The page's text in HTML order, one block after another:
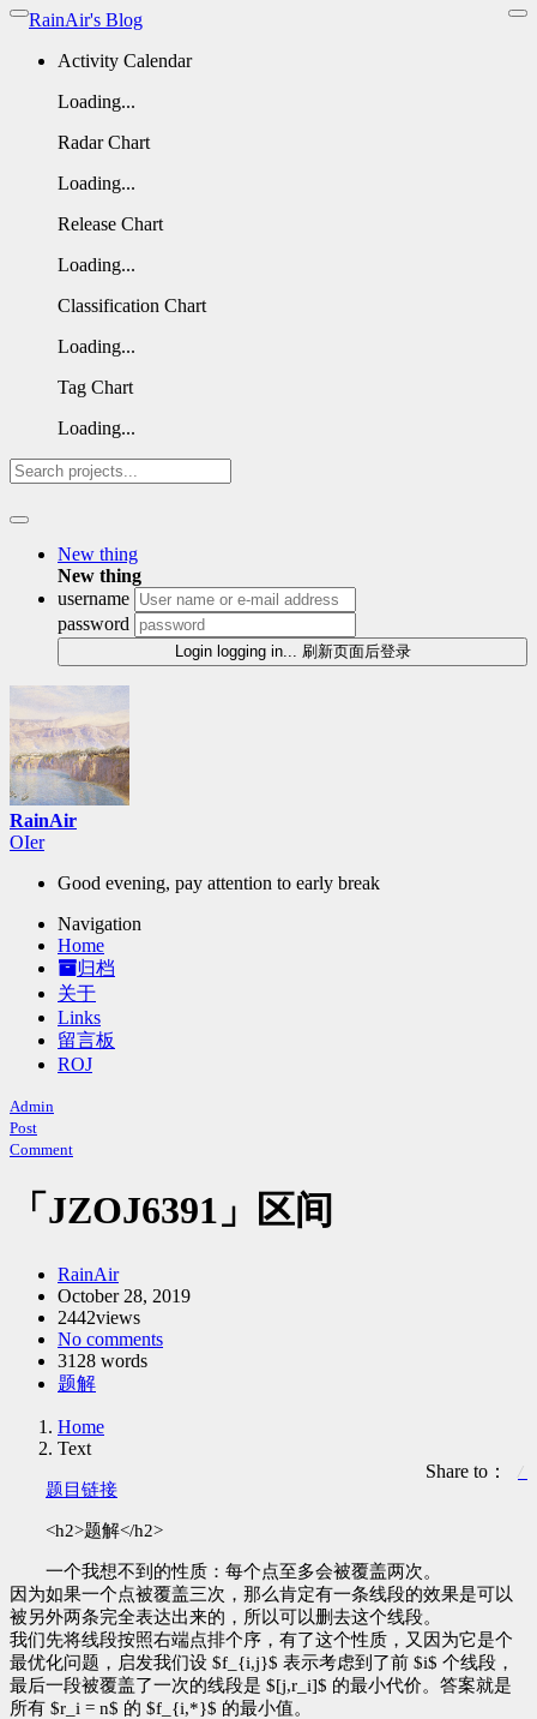
RainAir's Blog
Activity Calendar
Loading...
Radar Chart
Loading...
Release Chart
Loading...
Classification Chart
Loading...
Tag Chart
Loading...
New thing
New thing
username
password
Login logging in... 刷新页面后登录
RainAir
O$Y
Good evening, pay attention to early break
Navigation
Home
归档
关于
Links
留言板
ROJ
Admin
Post
Comment
「JZOJ6391」区间
Author：
RainAir
发
布
时
间：
October 28, 2019
2442views
No comments
3128 words
Categories：
题解
Home
Text
Share to：
题目链接
<h2>题解</h2>
一个我想不到的性质：每个点至多会被覆盖两次。
因为如果一个点被覆盖三次，那么肯定有一条线段的效果是可以
被另外两条完全表达出来的，所以可以删去这个线段。
我们先将线段按照右端点排个序，有了这个性质，又因为它是个
最优化问题，启发我们设 $f_{i,j}$ 表示考虑到了前 $i$ 个线段，
最后一段被覆盖了一次的线段是 $[j,r_i]$ 的最小代价。答案就是
所有 $r_i = n$ 的 $f_{i,*}$ 的最小值。